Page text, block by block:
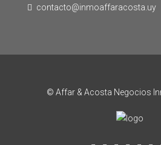
contacto@inmoaffaracosta.uy
© Affar & Acosta Negocios